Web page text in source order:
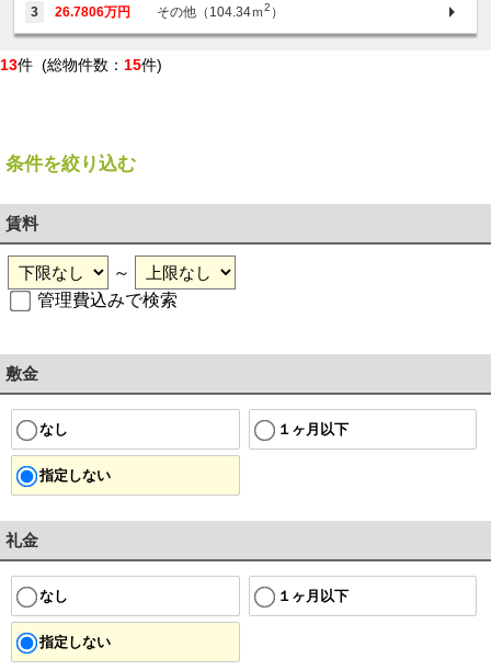
3 26.7806万円 その他（104.34ｍ2 ）
13件 (総物件数： 15件)
条件を絞り込む
賃料
～
管理費込みで検索
敷金
なし １ヶ月以下
指定しない
礼金
なし １ヶ月以下
指定しない